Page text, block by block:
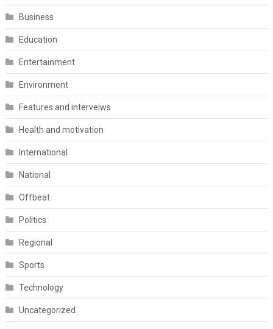
Business
Education
Entertainment
Environment
Features and interveiws
Health and motivation
International
National
Offbeat
Politics
Regional
Sports
Technology
Uncategorized